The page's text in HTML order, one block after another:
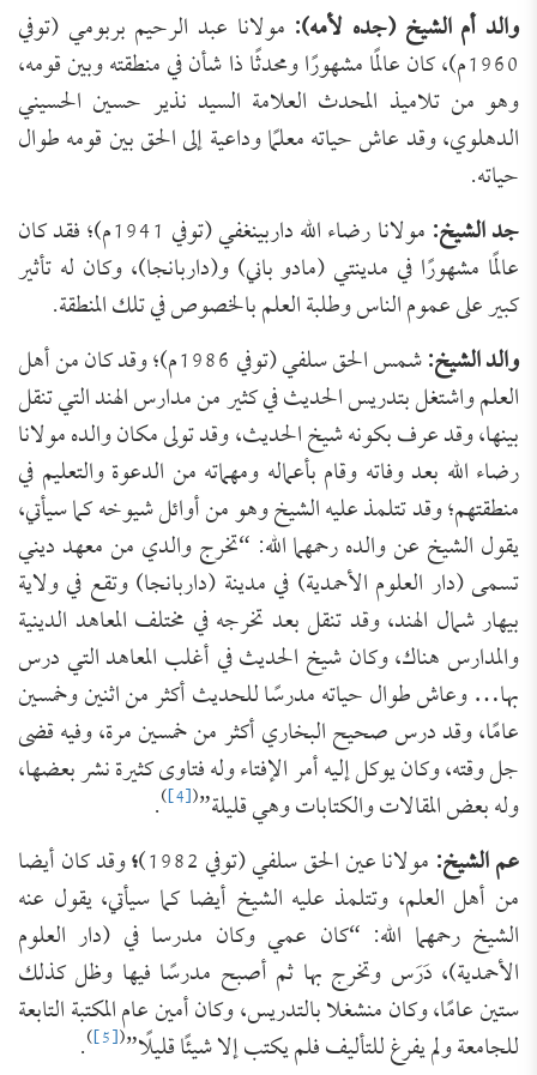
والد أم الشيخ (جده لأمه): مولانا عبد الرحيم بربومي (توفي
1960م)، كان عالمًا مشهورًا ومحدثًا ذا شأن في منطقته وبين قومه،
وهو من تلاميذ المحدث العلامة السيد نذير حسين الحسيني
الدهلوي، وقد عاش حياته معلمًا وداعية إلى الحق بين قومه طوال
حياته.
جد الشيخ:
مولانا رضاء الله داربينغفي (توفي 1941م)؛ فقد كان
عالمًا مشهورًا في مدينتي (مادو باني) و(داربانجا)، وكان له تأثير
كبير على عموم الناس وطلبة العلم بالخصوص في تلك المنطقة.
والد الشيخ:
شمس الحق سلفي (توفي 1986م)؛ وقد كان من أهل
العلم واشتغل بتدريس الحديث في كثير من مدارس الهند التي تنقل
بينها، وقد عرف بكونه شيخ الحديث، وقد تولى مكان والده مولانا
رضاء الله بعد وفاته وقام بأعماله ومهماته من الدعوة والتعليم في
منطقتهم؛ وقد تتلمذ عليه الشيخ وهو من أوائل شيوخه كما سيأتي،
يقول الشيخ عن والده رحمهما الله: “تخرج والدي من معهد ديني
تسمى (دار العلوم الأحمدية) في مدينة (داربانجا) وتقع في ولاية
بيهار شمال الهند، وقد تنقل بعد تخرجه في مختلف المعاهد الدينية
والمدارس هناك، وكان شيخ الحديث في أغلب المعاهد التي درس
بها… وعاش طوال حياته مدرسًا للحديث أكثر من اثنين وخمسين
عامًا، وقد درس صحيح البخاري أكثر من خمسين مرة، وفيه قضى
جل وقته، وكان يوكل إليه أمر الإفتاء وله فتاوى كثيرة نشر بعضها،
وله بعض المقالات والكتابات وهي قليلة”(
[4]
)
.
عم الشيخ:مولانا عين الحق سلفي (توفي 1982) ؛وقد كان أيضا
من أهل العلم، وتتلمذ عليه الشيخ أيضا كما سيأتي، يقول عنه
الشيخ رحمهما الله: “كان عمي وكان مدرسا في (دار العلوم
الأحمدية)، دَرَس وتخرج بها ثم أصبح مدرسًا فيها وظل كذلك
ستين عامًا، وكان منشغلا بالتدريس، وكان أمين عام المكتبة التابعة
للجامعة ولم يفرغ للتأليف فلم يكتب إلا شيئًا قليلًا”(
[5]
)
.